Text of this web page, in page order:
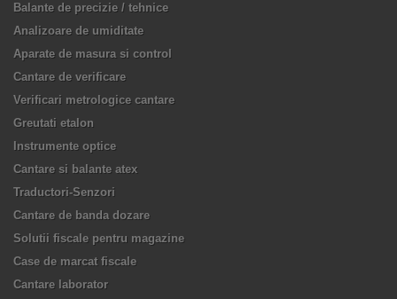
Balante de precizie / tehnice
Analizoare de umiditate
Aparate de masura si control
Cantare de verificare
Verificari metrologice cantare
Greutati etalon
Instrumente optice
Cantare si balante atex
Traductori-Senzori
Cantare de banda dozare
Solutii fiscale pentru magazine
Case de marcat fiscale
Cantare laborator